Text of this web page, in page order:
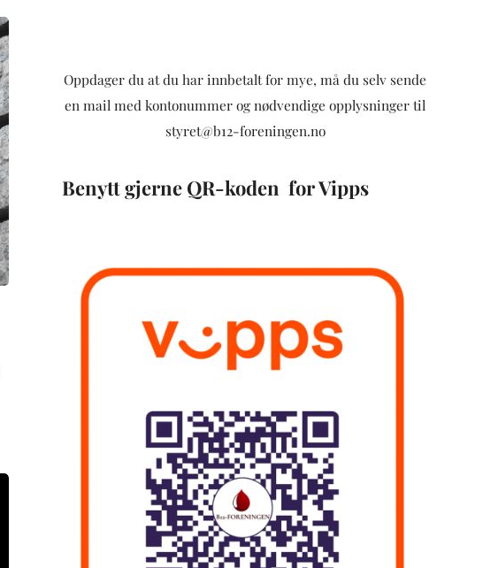
Oppdager du at du har innbetalt for mye, må du selv sende
en mail med kontonummer og nødvendige opplysninger til
styret@b12-foreningen.no
Benytt gjerne QR-koden for Vipps